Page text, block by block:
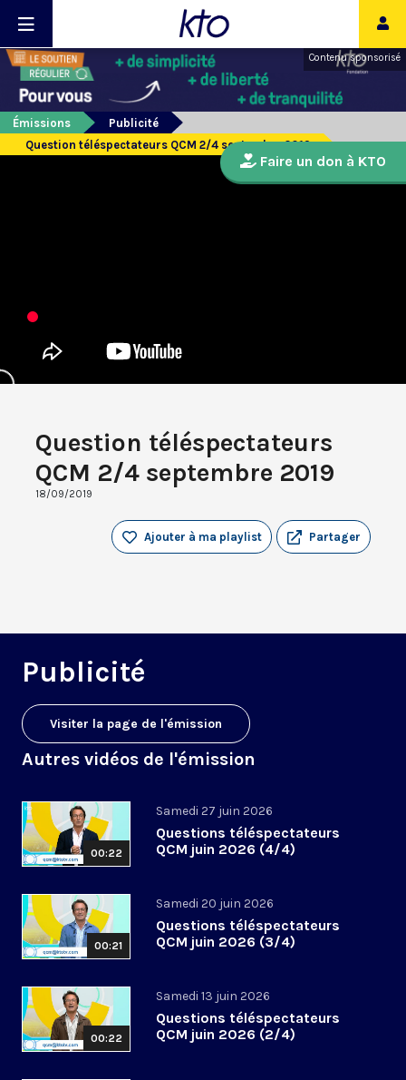
Contenu sponsorisé
Émissions
Publicité
Question téléspectateurs QCM 2/4 septembre 2019
Question téléspectateurs
QCM 2/4 septembre 2019
18/09/2019
Partager
Ajouter à ma playlist
Publicité
Visiter la page de l'émission
Autres vidéos de l'émission
00:22
Samedi 27 juin 2026
Questions téléspectateurs
QCM juin 2026 (4/4)
00:21
Samedi 20 juin 2026
Questions téléspectateurs
QCM juin 2026 (3/4)
00:22
Samedi 13 juin 2026
Questions téléspectateurs
QCM juin 2026 (2/4)
Faire un don à KTO